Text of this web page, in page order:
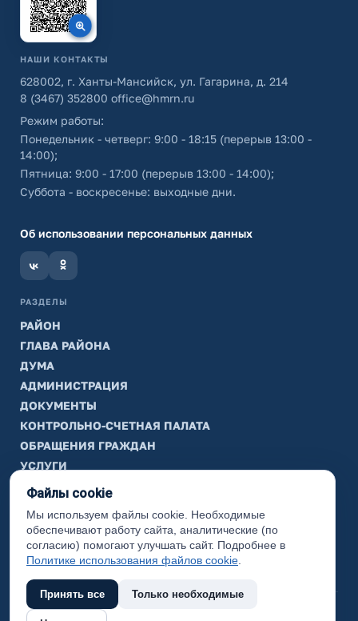
НАШИ КОНТАКТЫ
628002, г. Ханты-Мансийск, ул. Гагарина, д. 214
8 (3467) 352800 office@hmrn.ru
Режим работы:
Понедельник - четверг: 9:00 - 18:15 (перерыв 13:00 -
14:00);
Пятница: 9:00 - 17:00 (перерыв 13:00 - 14:00);
Суббота - воскресенье: выходные дни.
Об использовании персональных данных
РАЗДЕЛЫ
РАЙОН
ГЛАВА РАЙОНА
ДУМА
АДМИНИСТРАЦИЯ
ДОКУМЕНТЫ
КОНТРОЛЬНО-СЧЕТНАЯ ПАЛАТА
ОБРАЩЕНИЯ ГРАЖДАН
УСЛУГИ
ТИК
ИНФОРМАЦИЯ
Законодательная карта
Карта сайта
(с) 2017 Ханты-Мансийский район, официальный сайт
Файлы cookie
Мы используем файлы cookie. Необходимые
обеспечивают работу сайта, аналитические (по
согласию) помогают улучшать сайт. Подробнее в
Политике использования файлов cookie
Принять все Только необходимые